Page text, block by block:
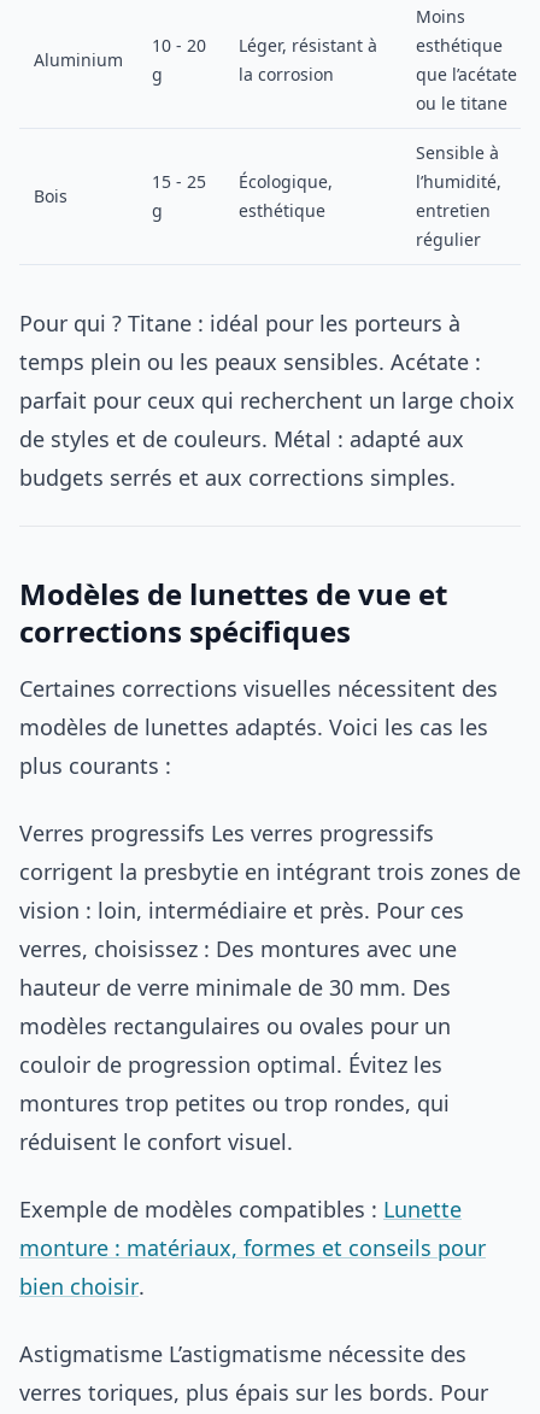
Aluminium
10 - 20
g
Léger, résistant à
la corrosion
Moins
esthétique
que l’acétate
ou le titane
Bois
15 - 25
g
Écologique,
esthétique
Sensible à
l’humidité,
entretien
régulier
Pour qui ? Titane : idéal pour les porteurs à
temps plein ou les peaux sensibles. Acétate :
parfait pour ceux qui recherchent un large choix
de styles et de couleurs. Métal : adapté aux
budgets serrés et aux corrections simples.
Modèles de lunettes de vue et
corrections spécifiques
Certaines corrections visuelles nécessitent des
modèles de lunettes adaptés. Voici les cas les
plus courants :
Verres progressifs Les verres progressifs
corrigent la presbytie en intégrant trois zones de
vision : loin, intermédiaire et près. Pour ces
verres, choisissez : Des montures avec une
hauteur de verre minimale de 30 mm. Des
modèles rectangulaires ou ovales pour un
couloir de progression optimal. Évitez les
montures trop petites ou trop rondes, qui
réduisent le confort visuel.
Exemple de modèles compatibles : Lunette
monture : matériaux, formes et conseils pour
bien choisir.
Astigmatisme L’astigmatisme nécessite des
verres toriques, plus épais sur les bords. Pour